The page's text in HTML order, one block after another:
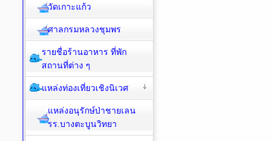
วัดเกาะแก้ว
ศาลกรมหลวงชุมพร
รายชื่อร้านอาหาร ที่พัก
สถานที่ต่าง ๆ
แหล่งท่องเที่ยวเชิงนิเวศ
แหล่งอนุรักษ์ป่าชายเลน
รร.บางตะบูนวิทยา